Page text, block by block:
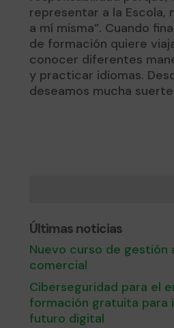
representar a la Escola,
a mí misma”. Cuando
de formación quiere
conocer diferentes
y practicar idiomas.
deseamos mucha
Últimas noticias
Nuevo curso de gestión
comercial
Ciberseguridad para el
formación gratuita para
futuro digital